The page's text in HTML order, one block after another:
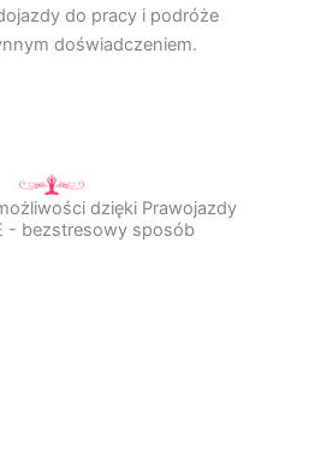
do pracy i podróże
doświadczeniem.
dzięki Prawojazdy
- bezstresowy sposób